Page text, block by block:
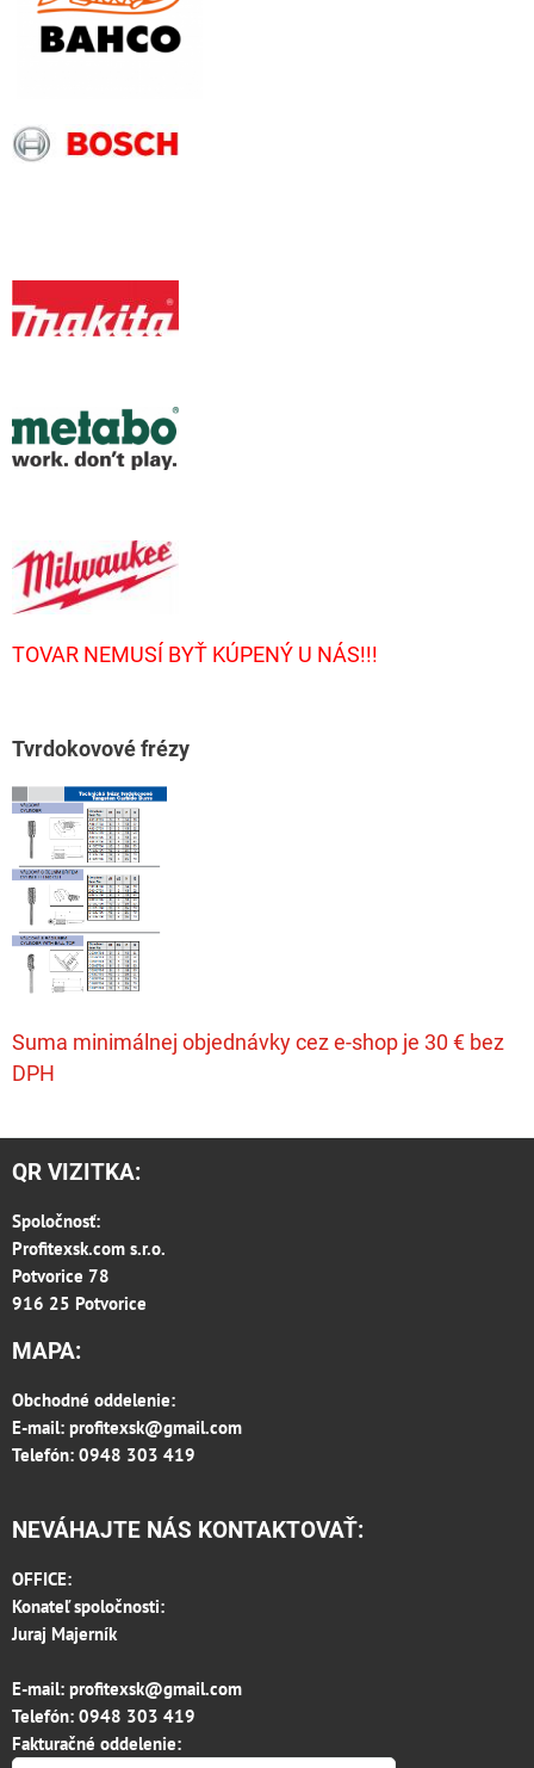
TOVAR NEMUSÍ BYŤ KÚPENÝ U NÁS!!!
Tvrdokovové frézy
Suma minimálnej objednávky cez e-shop je 30 € bez
DPH
QR VIZITKA:
Spoločnosť:
Profitexsk.com s.r.o.
Potvorice 78
916 25 Potvorice
MAPA:
Obchodné oddelenie:
E-mail: profitexsk@gmail.com
Telefón: 0948 303 419
NEVÁHAJTE NÁS KONTAKTOVAŤ:
OFFICE:
Konateľ spoločnosti:
Juraj Majerník
E-mail: profitexsk@gmail.com
Telefón: 0948 303 419
Fakturačné oddelenie: